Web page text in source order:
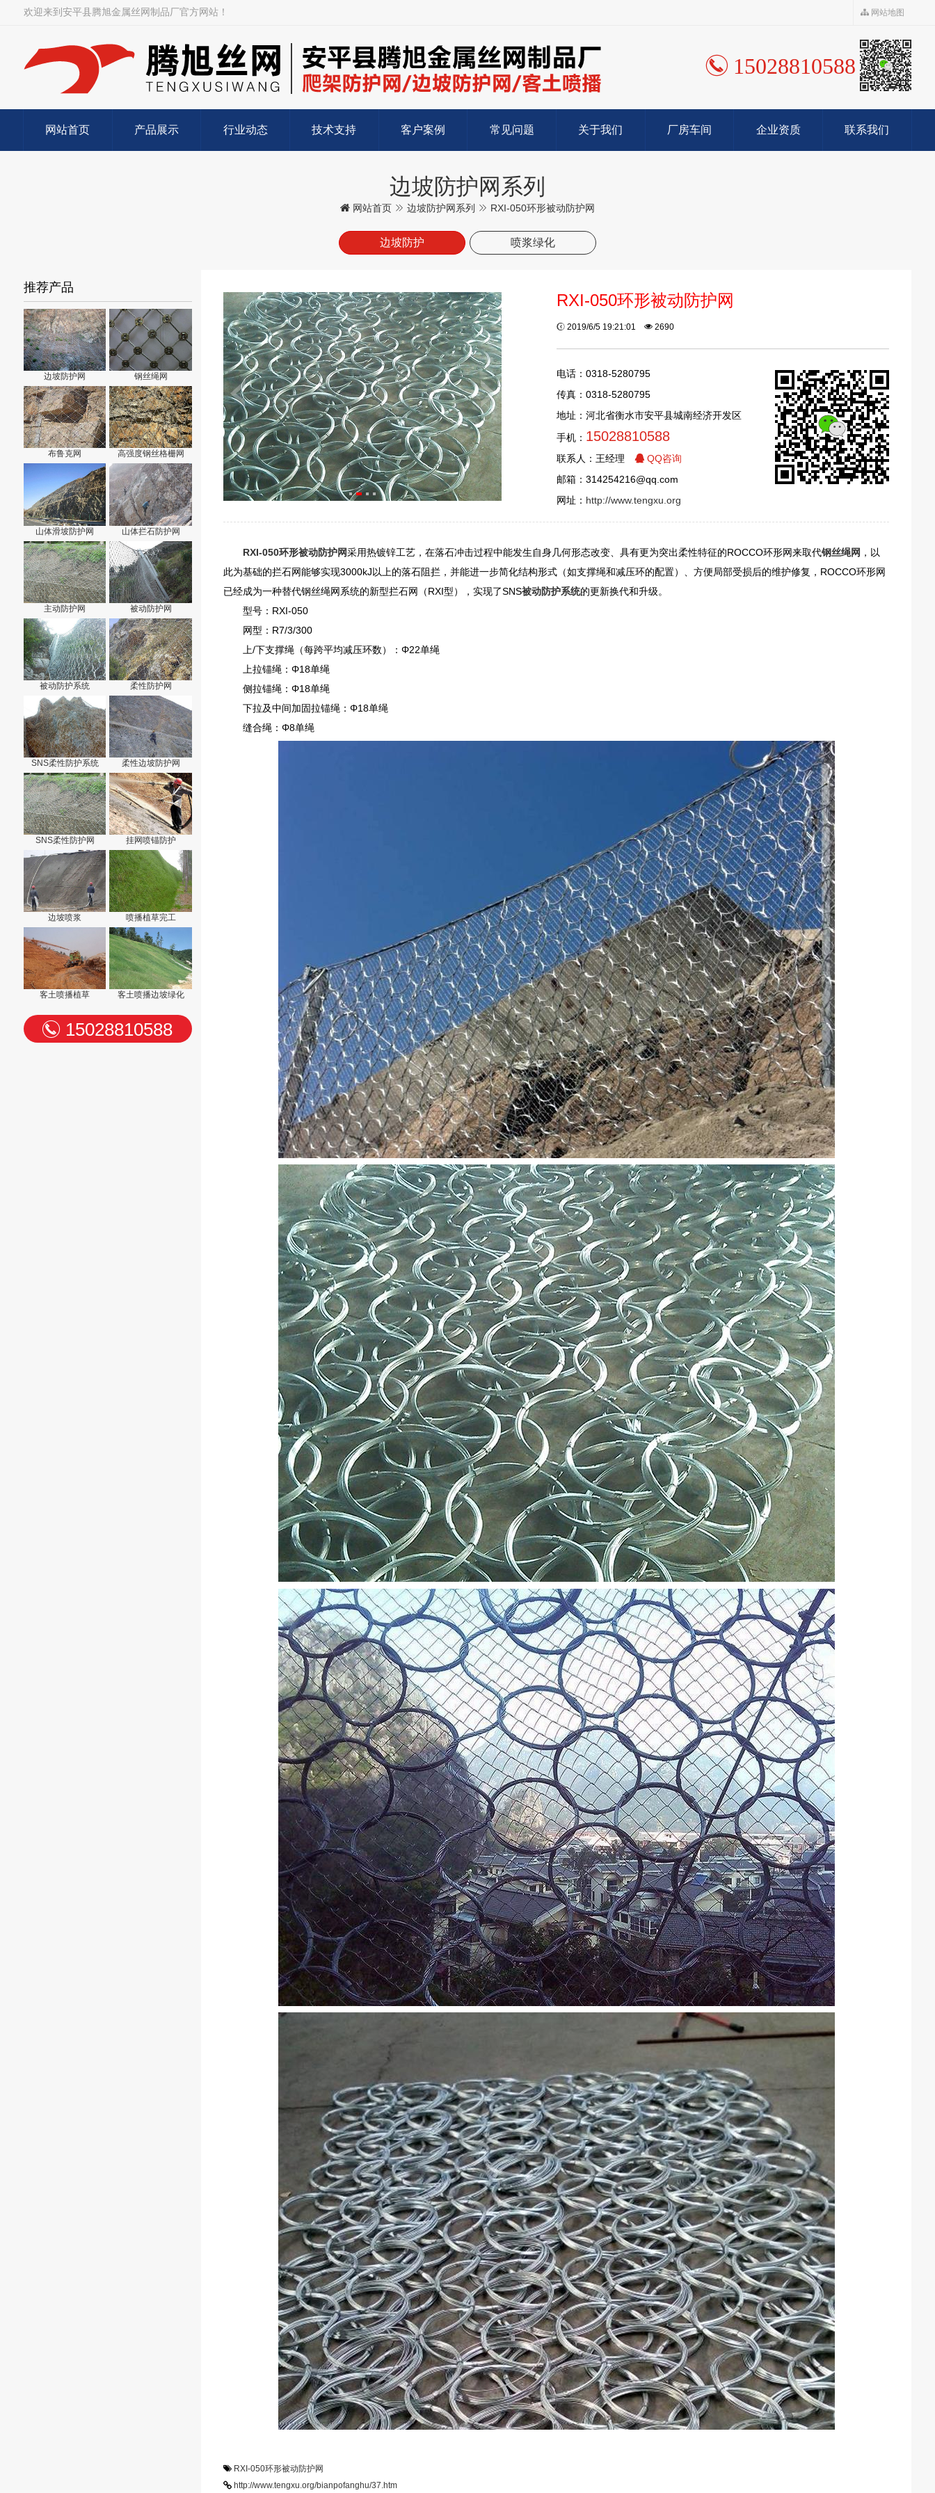
欢迎来到安平县腾旭金属丝网制品厂官方网站！ 网站地图
15028810588
网站首页 产品展示 行业动态 技术支持 客户案例 常见问题 关于我们 厂房车间 企业资质 联系我们
边坡防护网系列
网站首页 边坡防护网系列 RXI-050环形被动防护网
边坡防护 喷浆绿化
推荐产品
边坡防护网 钢丝绳网
布鲁克网 高强度钢丝格栅网
山体滑坡防护网 山体拦石防护网
主动防护网 被动防护网
被动防护系统 柔性防护网
SNS柔性防护系统 柔性边坡防护网
SNS柔性防护网 挂网喷锚防护
边坡喷浆 喷播植草完工
客土喷播植草 客土喷播边坡绿化
15028810588
RXI-050环形被动防护网
2019/6/5 19:21:01 2690
电话：0318-5280795
传真：0318-5280795
地址：河北省衡水市安平县城南经济开发区
手机： 15028810588
联系人：王经理
QQ咨询
邮箱：314254216@qq.com
网址： http://www.tengxu.org
RXI-050环形被动防护网采用热镀锌工艺，在落石冲击过程中能发生自身几何形态改变、具有更为突出柔性特征的ROCCO环形网来取代钢丝绳网 ，以
此为基础的拦石网能够实现3000kJ以上的落石阻拦，并能进一步简化结构形式（如支撑绳和减压环的配置）、方便局部受损后的维护修复，ROCCO环形网
已经成为一种替代钢丝绳网系统的新型拦石网（RXI型），实现了SNS被动防护系统的更新换代和升级。
型号：RXI-050
网型：R7/3/300
上/下支撑绳（每跨平均减压环数）：Φ22单绳
上拉锚绳：Φ18单绳
侧拉锚绳：Φ18单绳
下拉及中间加固拉锚绳：Φ18单绳
缝合绳：Φ8单绳
RXI-050环形被动防护网
http://www.tengxu.org/bianpofanghu/37.htm